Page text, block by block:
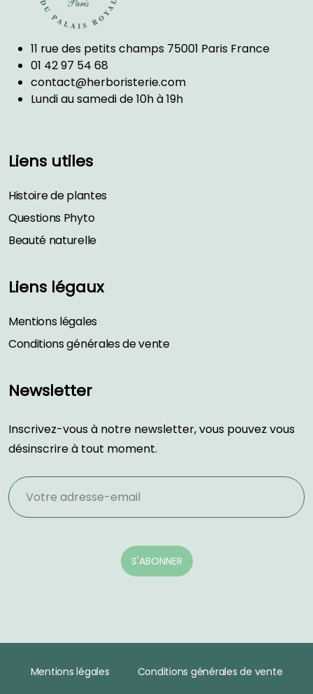
11 rue des petits champs 75001 Paris France
01 42 97 54 68
contact@herboristerie.com
Lundi au samedi de 10h à 19h
Liens utiles
Histoire de plantes
Questions Phyto
Beauté naturelle
Liens légaux
Mentions légales
Conditions générales de vente
Newsletter
Inscrivez-vous à notre newsletter, vous pouvez vous
désinscrire à tout moment.
Mentions légales Conditions générales de vente